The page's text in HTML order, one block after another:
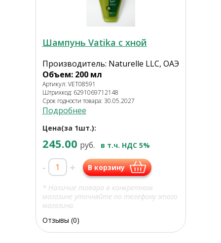
Шампунь Vatika с хной
Производитель: Naturelle LLC, ОАЭ
Объем: 200 мл
Артикул: VET08591
Штрихкод: 6291069712148
Срок годности товара: 30.05.2027
Подробнее
Цена(за 1шт.):
245.00 руб. в т.ч. НДС 5%
- + В корзину
* Наличие товара в конкретном
магазине уточняйте по телефону этого
магазина.
Отзывы (0)